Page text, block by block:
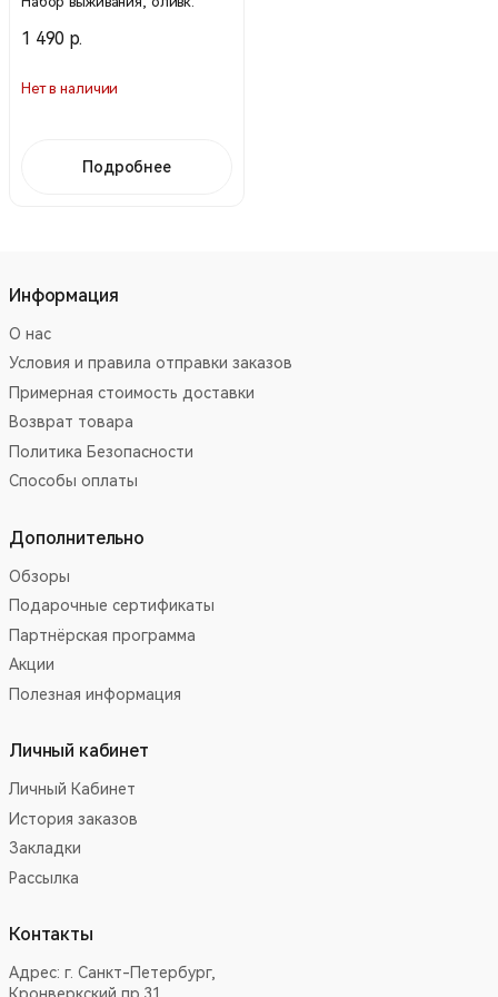
1 490 р.
Нет в наличии
Подробнее
Информация
О нас
Условия и правила отправки заказов
Примерная стоимость доставки
Возврат товара
Политика Безопасности
Способы оплаты
Дополнительно
Обзоры
Подарочные сертификаты
Партнёрская программа
Акции
Полезная информация
Личный кабинет
Личный Кабинет
История заказов
Закладки
Рассылка
Контакты
Адрес: г. Санкт-Петербург,